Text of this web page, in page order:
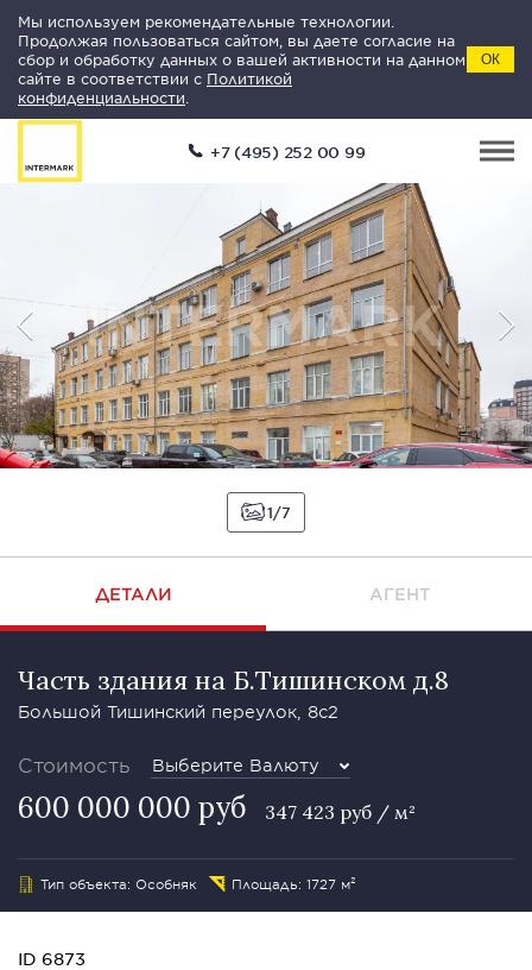
Мы используем рекомендательные технологии.
Продолжая пользоваться сайтом, вы даете согласие на
сбор и обработку данных о вашей активности на данном
сайте в соответствии с Политикой
конфиденциальности
ОК
+7 (495) 252 00 99
1 7
ДЕТАЛИ АГЕНТ
Часть здания на Б.Тишинском д.8
Большой Тишинский переулок, 8с2
Стоимость Выберите Валюту
600 000 000 руб 347 423 руб / м²
Тип объекта: Особняк Площадь: 1727 м²
ID 6873